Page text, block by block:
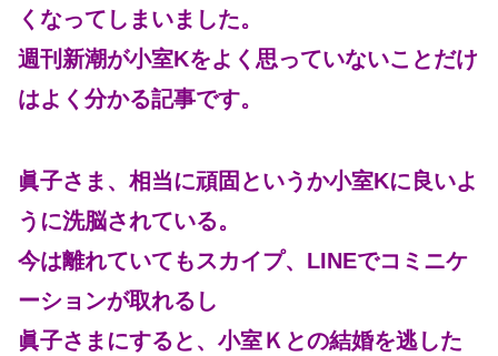
くなってしまいました。
週刊新潮が小室Kをよく思っていないことだけ
はよく分かる記事です。
眞子さま、相当に頑固というか小室Kに良いよ
うに洗脳されている。
今は離れていてもスカイプ、LINEでコミニケ
ーションが取れるし
眞子さまにすると、小室Ｋとの結婚を逃した